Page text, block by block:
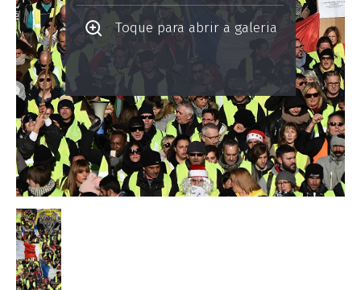
Toque para abrir a galeria